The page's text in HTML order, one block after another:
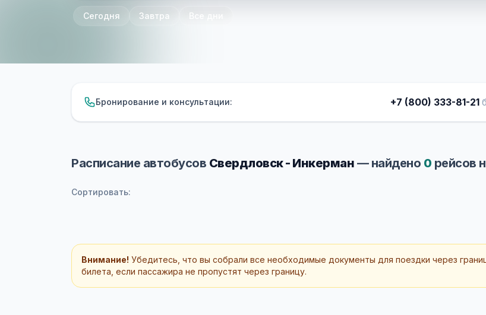
Сегодня Завтра Все дни
Бронирование и консультации: +7 (800) 333-81-21
Расписание автобусов Свердловск - Инкерман — найдено 0 рейсов
Сортировать:
Внимание! Убедитесь, что вы собрали все необходимые документы для поездки через
билета, если пассажира не пропустят через границу.